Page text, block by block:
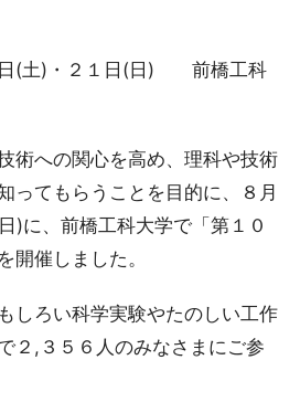
日(土)・２１日(日) 前橋工科
術への関心を高め、理科や技術
ってもらうことを目的に、８月
)に、前橋工科大学で「第１０
開催しました。
しろい科学実験やたのしい工作
２,３５６人のみなさまにご参